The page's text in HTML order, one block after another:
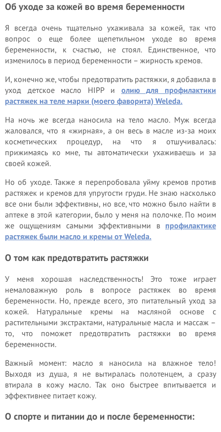
Об уходе за кожей во время беременности
Я всегда очень тщательно ухаживала за кожей, так что
вопрос о еще более щепетильном уходе во время
беременности, к счастью, не стоял. Единственное, что
изменилось в период беременности – жирность кремов.
И, конечно же, чтобы предотвратить растяжки, я добавила в
уход детское масло HIPP и олию для профилактики
растяжек на теле марки (моего фаворита) Weleda.
На ночь же всегда наносила на тело масло. Муж всегда
жаловался, что я «жирная», а он весь в масле из-за моих
косметических процедур, на что я отшучивалась:
прижимаясь ко мне, ты автоматически ухаживаешь и за
своей кожей.
Но об уходе. Также я перепробовала уйму кремов против
растяжек и кремов для упругости груди. Не знаю насколько
все они были эффективны, но все, что можно было найти в
аптеке в этой категории, было у меня на полочке. По моим
же ощущениям самыми эффективными в профилактике
растяжек были масло и кремы от Weleda.
О том как предотвратить растяжки
У меня хорошая наследственность! Это тоже играет
немаловажную роль в вопросе растяжек во время
беременности. Но, прежде всего, это питательный уход за
кожей. Натуральные кремы на масляной основе с
растительными экстрактами, натуральные масла и массаж –
то, что поможет предотвратить растяжки во время
беременности.
Важный момент: масло я наносила на влажное тело!
Выходя из душа, я не вытиралась полотенцем, а сразу
втирала в кожу масло. Так оно быстрее впитывается и
эффективнее питает кожу.
О спорте и питании до и после беременности: